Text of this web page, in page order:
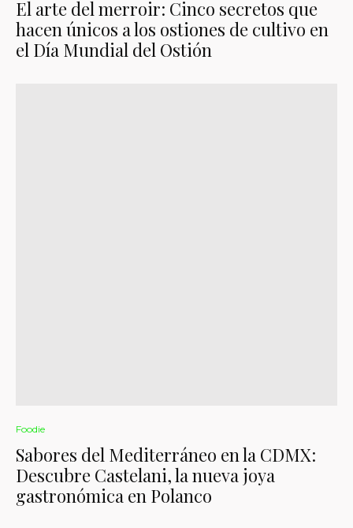
El arte del merroir: Cinco secretos que
hacen únicos a los ostiones de cultivo en
el Día Mundial del Ostión
Foodie
Sabores del Mediterráneo en la CDMX:
Descubre Castelani, la nueva joya
gastronómica en Polanco